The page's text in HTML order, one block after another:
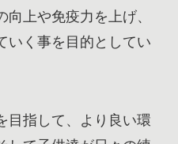
上や免疫力を上げ、
いく事を目的としてい
目指して、より良い環